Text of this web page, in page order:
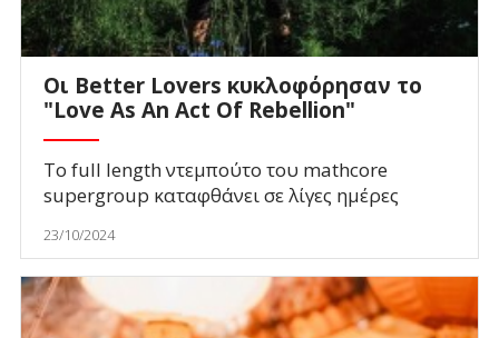
Οι Better Lovers κυκλοφόρησαν το
"Love As An Act Of Rebellion"
Το full length ντεμπούτο του mathcore
supergroup καταφθάνει σε λίγες ημέρες
23/10/2024